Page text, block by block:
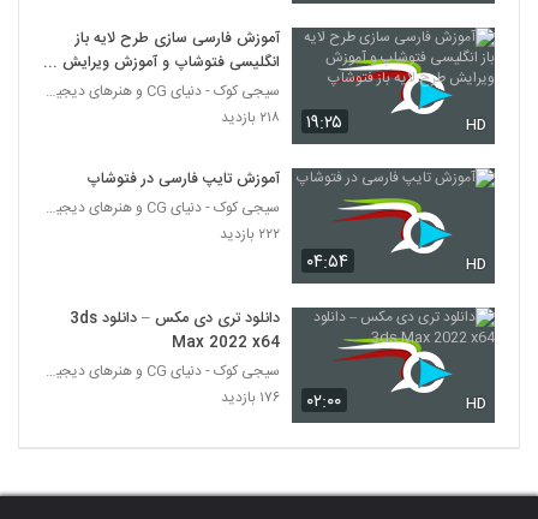
۱۹:۲۵ HD
آموزش فارسی سازی طرح لایه باز
انگلیسی فتوشاپ و آموزش ویرایش
طرح لایه باز فتوشاپ
سیجی کوک - دنیای CG و هنرهای دیجیتال
۲۱۸ بازدید
۰۴:۵۴ HD
آموزش تایپ فارسی در فتوشاپ
سیجی کوک - دنیای CG و هنرهای دیجیتال
۲۲۲ بازدید
۰۲:۰۰ HD
دانلود تری دی مکس – دانلود 3ds
Max 2022 x64
سیجی کوک - دنیای CG و هنرهای دیجیتال
۱۷۶ بازدید